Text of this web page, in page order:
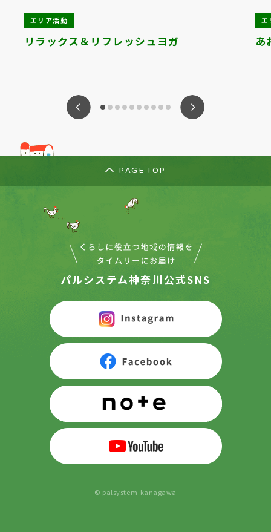
エリア活動
リラックス＆リフレッシュヨガ
エ
あ
PAGE TOP
パルシステム神奈川公式SNS
© palsystem-kanagawa